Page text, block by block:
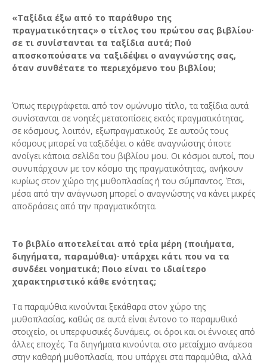
«Ταξίδια έξω από το παράθυρο της
πραγματικότητας» ο τίτλος του πρώτου σας βιβλίου·
σε τι συνίστανται τα ταξίδια αυτά; Πού
αποσκοπούσατε να ταξιδέψει ο αναγνώστης σας,
όταν συνθέτατε το περιεχόμενο του βιβλίου;
Όπως περιγράφεται από τον ομώνυμο τίτλο, τα ταξίδια αυτά
συνίστανται σε νοητές μετατοπίσεις εκτός πραγματικότητας,
σε κόσμους, λοιπόν, εξωπραγματικούς. Σε αυτούς τους
κόσμους μπορεί να ταξιδέψει ο κάθε αναγνώστης όποτε
ανοίγει κάποια σελίδα του βιβλίου μου. Οι κόσμοι αυτοί, που
συνυπάρχουν με τον κόσμο της πραγματικότητας, ανήκουν
κυρίως στον χώρο της μυθοπλασίας ή του σύμπαντος. Έτσι,
μέσα από την ανάγνωση μπορεί ο αναγνώστης να κάνει μικρές
αποδράσεις από την πραγματικότητα.
Το βιβλίο αποτελείται από τρία μέρη (ποιήματα,
διηγήματα, παραμύθια)· υπάρχει κάτι που να τα
συνδέει νοηματικά; Ποιο είναι το ιδιαίτερο
χαρακτηριστικό κάθε ενότητας;
Τα παραμύθια κινούνται ξεκάθαρα στον χώρο της
μυθοπλασίας, καθώς σε αυτά είναι έντονο το παραμυθικό
στοιχείο, οι υπερφυσικές δυνάμεις, οι όροι και οι έννοιες από
άλλες εποχές. Τα διηγήματα κινούνται στο μεταίχμιο ανάμεσα
στην καθαρή μυθοπλασία, που υπάρχει στα παραμύθια, αλλά